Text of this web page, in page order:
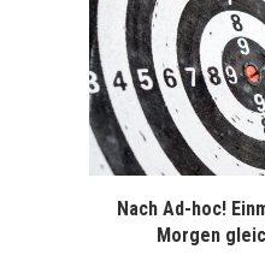
Nach Ad-hoc!
Morgen